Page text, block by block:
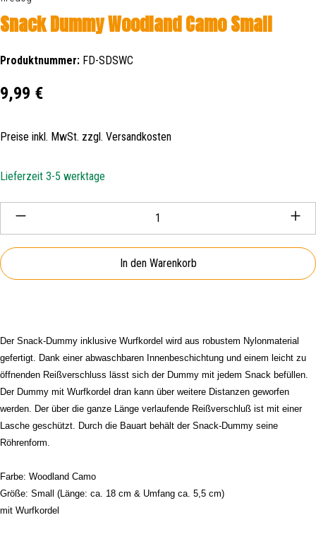
Snack Dummy Woodland Camo Small
Produktnummer: FD-SDSWC
Regulärer Preis:
9,99 €
Preise inkl. MwSt. zzgl. Versandkosten
Lieferzeit 3-5 werktage
Produkt Anzahl: Gib den gewünschten Wert ein oder
In den Warenkorb
Der Snack-Dummy inklusive Wurfkordel wird aus robustem Nylonmaterial
gefertigt. Dank einer abwaschbaren Innenbeschichtung und einem leicht zu
öffnenden Reißverschluss lässt sich der Dummy mit jedem Snack befüllen.
Der Dummy mit Wurfkordel dran kann über weitere Distanzen geworfen
werden. Der über die ganze Länge verlaufende Reißverschluß ist mit einer
Lasche geschützt. Durch die Bauart behält der Snack-Dummy seine
Röhrenform.
Farbe: Woodland Camo
Größe: Small (Länge: ca. 18 cm & Umfang ca. 5,5 cm)
mit Wurfkordel